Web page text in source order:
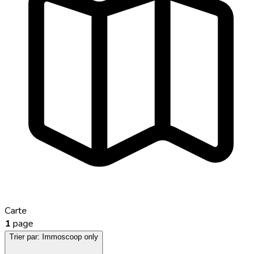
Carte
1 page
Trier par: Immoscoop only